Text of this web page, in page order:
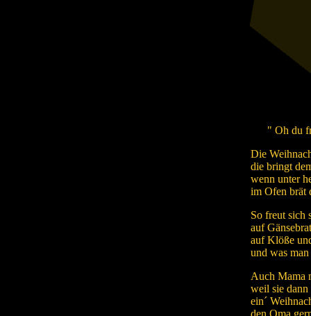
" Oh du
Die
die bringt
wenn unter
im Ofen brät
So freut sich
auf
auf Klöße
und was
Auch Mama
weil sie dann
ein´
den Oma